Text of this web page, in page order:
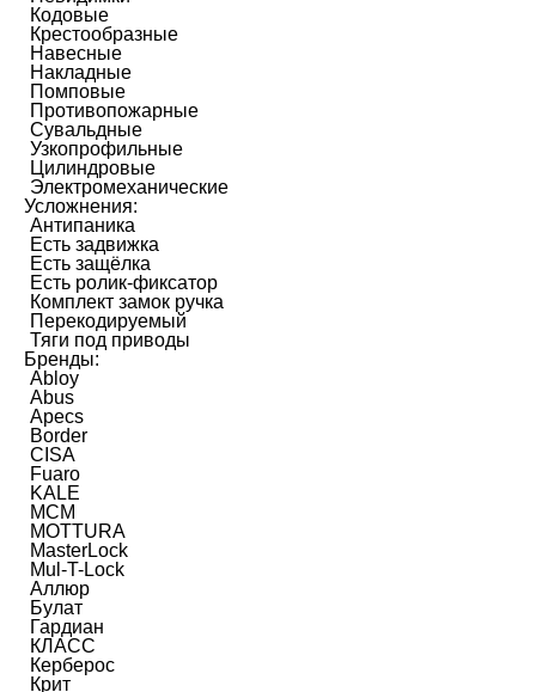
Кодовые
Крестообразные
Навесные
Накладные
Помповые
Противопожарные
Сувальдные
Узкопрофильные
Цилиндровые
Электромеханические
Усложнения:
Антипаника
Есть задвижка
Есть защёлка
Есть ролик-фиксатор
Комплект замок ручка
Перекодируемый
Тяги под приводы
Бренды:
Abloy
Abus
Apecs
Border
CISA
Fuaro
KALE
MCM
MOTTURA
MasterLock
Mul-T-Lock
Аллюр
Булат
Гардиан
КЛАСС
Керберос
Крит